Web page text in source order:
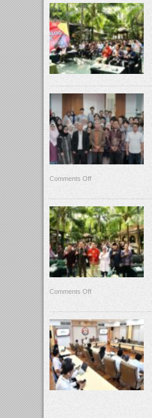
Comments Off
Comments Off